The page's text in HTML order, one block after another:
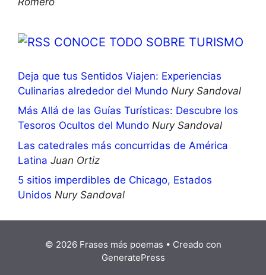
CONOCE TODO SOBRE TURISMO
Deja que tus Sentidos Viajen: Experiencias
Culinarias alrededor del Mundo Nury Sandoval
Más Allá de las Guías Turísticas: Descubre los
Tesoros Ocultos del Mundo Nury Sandoval
Las catedrales más concurridas de América
Latina Juan Ortiz
5 sitios imperdibles de Chicago, Estados
Unidos Nury Sandoval
© 2026 Frases más poemas • Creado con
GeneratePress